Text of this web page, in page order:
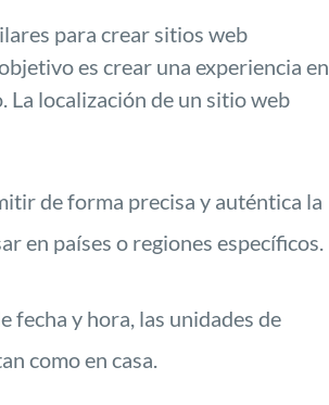
para crear sitios web
es crear una experiencia en
La localización de un sitio web
de forma precisa y auténtica la
en países o regiones específicos.
fecha y hora, las unidades de
como en casa.